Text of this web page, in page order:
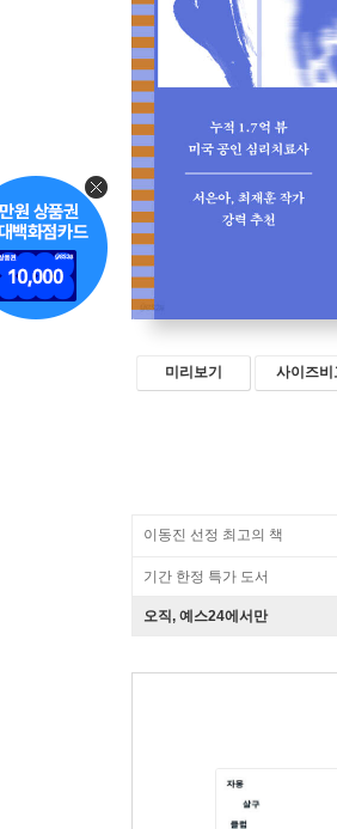
미리보기 사이즈비
이동진 선정 최고의 책
기간 한정 특가 도서
오직, 예스24에서만